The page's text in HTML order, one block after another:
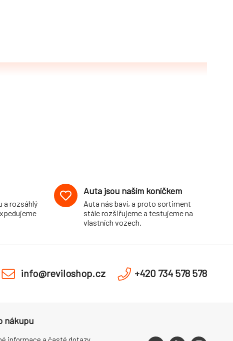
a rozsáhlý
Auta jsou naším koníčkem
Auta nás baví, a proto sortiment
stále rozšiřujeme a testujeme na
vlastních vozech.
info@reviloshop.cz +420 734 578 578
nákupu